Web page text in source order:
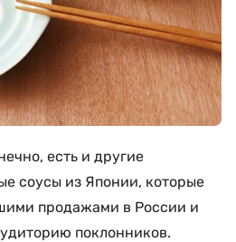
есть и другие
соусы из Японии, которые
продажами в России и
поклонников.